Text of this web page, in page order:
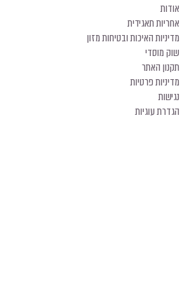
אודות
אחריות תאגידית
מדיניות האיכות ובטיחות מזון
שוק מוסדי
תקנון האתר
מדיניות פרטיות
נגישות
הגדרת עוגיות